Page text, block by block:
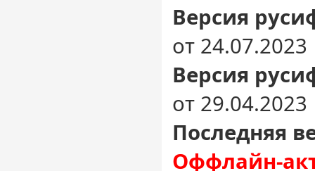
Версия
от 24.07.2023
Версия
от 29.04.2023
Последняя
Оффлайн-